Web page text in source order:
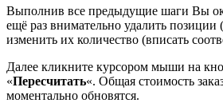
Выполнив все предыдущие шаги Вы
ещё раз внимательно удалить позиции
изменить их количество (вписать
Далее кликните курсором мыши на
«Пересчитать«. Общая стоимость
моментально обновятся.